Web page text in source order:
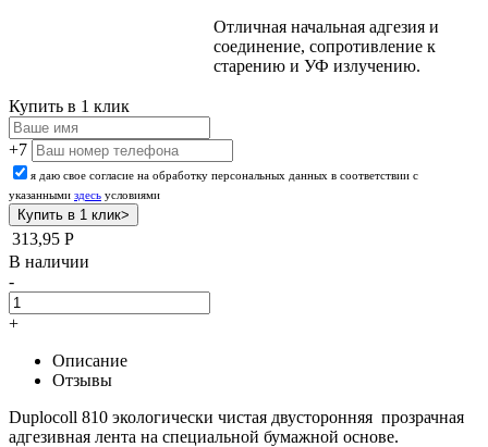
Отличная начальная адгезия и
соединение, сопротивление к
старению и УФ излучению.
Купить в 1 клик
+7
я даю свое согласие на обработку персональных данных в соответствии с
указанными здесь условиями
313,95 Р
В наличии
-
+
Описание
Отзывы
Duplocoll 810 экологически чистая двусторонняя прозрачная
адгезивная лента на специальной бумажной основе.